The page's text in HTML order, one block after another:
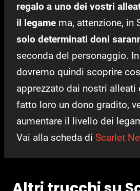
regalo a uno dei vostri
il legame ma, attenzione, in
solo determinati doni
seconda del personaggio.
dovremo quindi scoprire
apprezzato dai nostri alleati
fatto loro un dono gradito,
aumentare il livello dei
Vai alla scheda di Scarlet